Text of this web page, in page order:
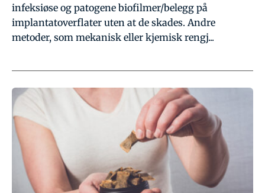
infeksiøse og patogene biofilmer/belegg på
implantatoverflater uten at de skades. Andre
metoder, som mekanisk eller kjemisk rengj...